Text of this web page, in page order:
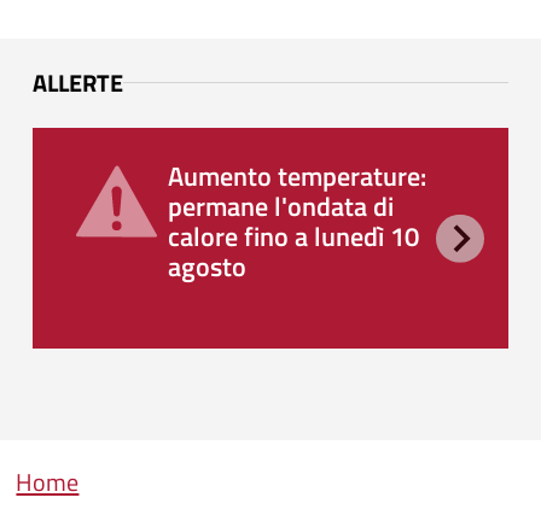
ALLERTE
Aumento temperature:
permane l'ondata di
calore fino a lunedì 10
agosto
Briciole di pane
Home